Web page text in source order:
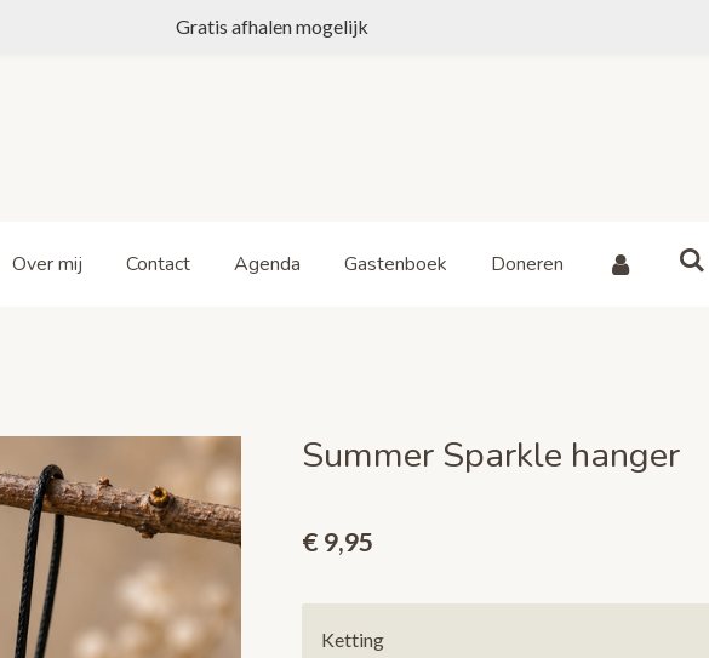
Gratis afhalen mogelijk
Over mij Contact Agenda Gastenboek Doneren
Summer Sparkle hanger
€ 9,95
Ketting